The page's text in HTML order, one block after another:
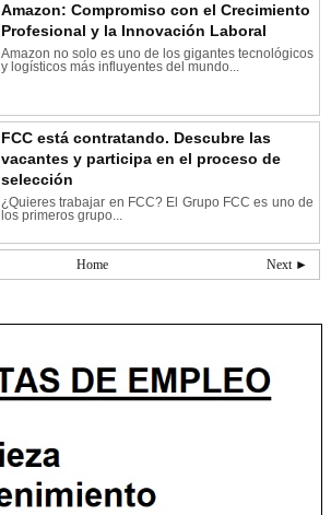
Amazon: Compromiso con el Crecimiento
Profesional y la Innovación Laboral
Amazon no solo es uno de los gigantes tecnológicos
y logísticos más influyentes del mundo...
FCC está contratando. Descubre las
vacantes y participa en el proceso de
selección
¿Quieres trabajar en FCC? El Grupo FCC es uno de
los primeros grupo...
Next ►
Home